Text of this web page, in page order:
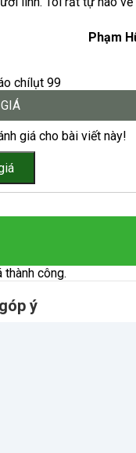
Phạm
chílụt 99
giá cho bài viết này!
công.
ý